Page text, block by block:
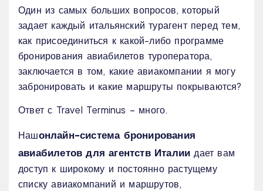
Один из самых больших вопросов, который
задает каждый итальянский турагент перед тем,
как присоединиться к какой-либо программе
бронирования авиабилетов туроператора,
заключается в том, какие авиакомпании я могу
забронировать и какие маршруты покрываются?
Ответ с Travel Terminus – много.
Нашонлайн-система бронирования
авиабилетов для агентств Италии дает вам
доступ к широкому и постоянно растущему
списку авиакомпаний и маршрутов,